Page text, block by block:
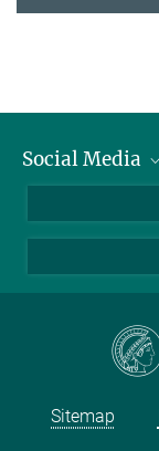
Social Media
YouTube
Sitemap